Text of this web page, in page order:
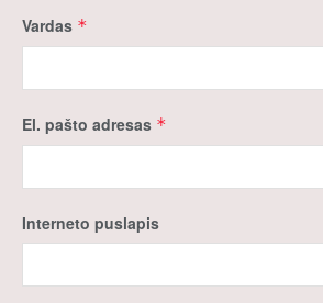
Vardas *
El. pašto adresas *
Interneto puslapis